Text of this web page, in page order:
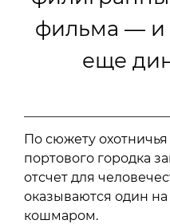
фильма — и
еще
По сюжету
портового городка
отсчет для
оказываются один
кошмаром.